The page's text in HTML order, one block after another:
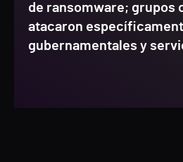
de ransomware; grupos
atacaron
gubernamentales y